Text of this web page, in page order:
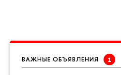
ВАЖНЫЕ ОБЪЯВЛЕНИЯ